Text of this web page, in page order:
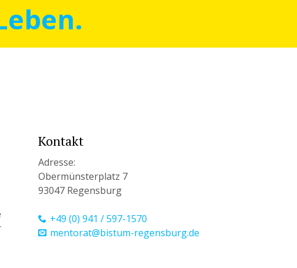
Kontakt
Adresse:
Obermünsterplatz 7
93047 Regensburg
+49 (0) 941 / 597-1570
mentorat@bistum-regensburg.de